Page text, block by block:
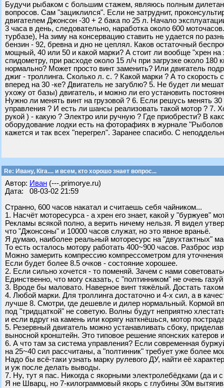
Будучи рыбаком с большим стажем, являюсь полным
вопросов. Cам "зациклился". Если не затруднит,
двигателем Джонсон -30 + 2 бака по 25 л. Начало
3 часа в день, следовательно, наработка около 600
турбазе), На зиму на консервацию ставить не удается по
бензин - 92, бревна и дно не цеплял. Каков остаточный
мощный, 40 или 50 и какой марки? А стоит ли вообще "хрен
спидометру, при расходе около 15 л/ч при загрузке около 180
нормально? Может просто винт заменить? Или двигатель
джиг - троллинга. Сколько л. с. ? Какой марки ? А то
вперед на 30 -ке? Двигатель не загублю? 5. Не будет ли
ухожу от базы) двигатель, и можно ли его установить
Нужно ли менять винт на грузовой ? 6. Если решусь менять
управления ? И есть ли шансы реализовать такой мотор ? 7.
рукой ) - какую ? Электро или ручную ? Где приобрести? В
оборудование лодки есть на фоторафиях в журнале
кажется и так всех "перегрел". Заранее спасибо. С
Re: Ивану, Кira.... и всем, кто хорошо знает вопрос...
Автор: Иван (---.primorye.ru)
Дата: 08-03-02 21:59
Странно, 600 часов накатал и считаешь себя чайником...
1. Насчёт моторесурса - а хрен его знает, какой у "буржуев"
Рекламы всякой полно, а верить ничему нельзя. Я видел
что "Джонсоны" и 10000 часов служат, но это явное враньё.
Я думаю, наиболее реальный моторесурс на "двухтактных"
То есть осталось мотору работать 400~900 часов. Разброс
Можно замерить компрессию компрессометром для
Если будет более 8.5 очков - состояние хорошее.
2. Если сильно хочется - то поменяй. Зачем с нами
Единственно, что могу сказать, с "полтинником" не очень
3. Вроде бы маловато. Наверное винт тяжёлый. Достать
4. Любой марки. Для троллинга достаточно и 4-х сил, а в
лучше 8. Смотри, где дешевле и дилер нормальный. Кормой
под "тридцаткой" не советую. Волны будут неприятно
и если вдруг на камень или корягу наткнёшься, мотор
5. Резервный двигатель можно устанавливать сбоку,
выносной кронштейн. Это типовое решение японских катеров
6. А что там за система управления? Если современная
на 25~40 сил рассчитаны, а "полтинник" требует уже более
Надо бы всё-таки узнать марку рулевого ДУ, найти её
и уж после делать выводы.
7. Ну, тут я пас. Никогда с якорными электролебёдками (да и
Я не Шварц, но 7-килограммовый якорь с глубины 30м